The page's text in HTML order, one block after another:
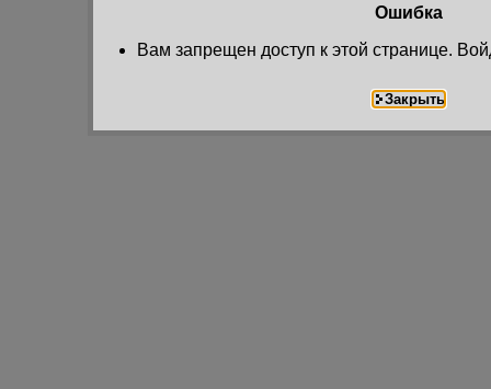
Ошибка
Вам запрещен доступ к этой странице.